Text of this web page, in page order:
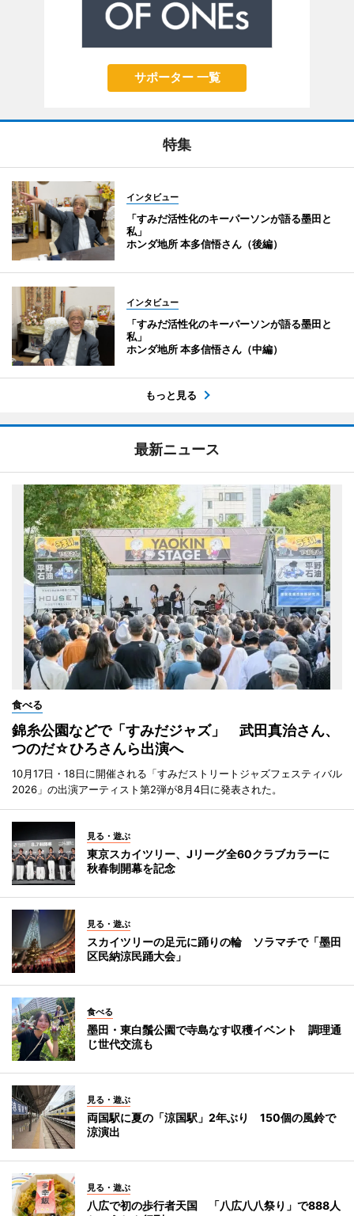
サポーター 一覧
特集
インタビュー
「すみだ活性化のキーパーソンが語る墨田と
私」
ホンダ地所 本多信悟さん（後編）
インタビュー
「すみだ活性化のキーパーソンが語る墨田と
私」
ホンダ地所 本多信悟さん（中編）
もっと見る
最新ニュース
食べる
錦糸公園などで「すみだジャズ」 武田真治さん、
つのだ☆ひろさんら出演へ
10月17日・18日に開催される「すみだストリートジャズフェスティバル
2026」の出演アーティスト第2弾が8月4日に発表された。
見る・遊ぶ
東京スカイツリー、Jリーグ全60クラブカラーに
秋春制開幕を記念
見る・遊ぶ
スカイツリーの足元に踊りの輪 ソラマチで「墨田
区民納涼民踊大会」
食べる
墨田・東白鬚公園で寺島なす収穫イベント 調理通
じ世代交流も
見る・遊ぶ
両国駅に夏の「涼国駅」2年ぶり 150個の風鈴で
涼演出
見る・遊ぶ
八広で初の歩行者天国 「八広八八祭り」で888人